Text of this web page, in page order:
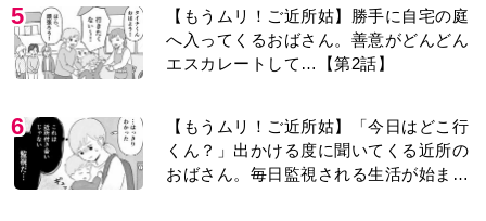
5
【もうムリ！ご近所姑】勝手に自宅の庭
へ入ってくるおばさん。善意がどんどん
エスカレートして…【第2話】
6
【もうムリ！ご近所姑】「今日はどこ行
くん？」出かける度に聞いてくる近所の
おばさん。毎日監視される生活が始ま